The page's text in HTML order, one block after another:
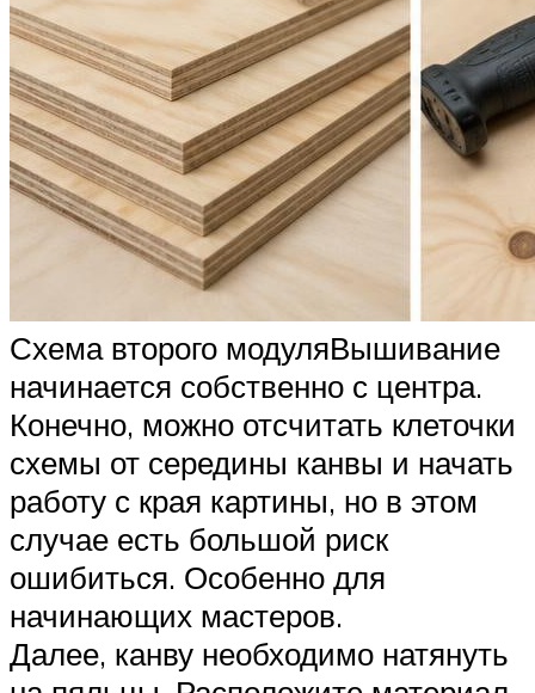
Схема второго модуляВышивание
начинается собственно с центра.
Конечно, можно отсчитать клеточки
схемы от середины канвы и начать
работу с края картины, но в этом
случае есть большой риск
ошибиться. Особенно для
начинающих мастеров.
Далее, канву необходимо натянуть